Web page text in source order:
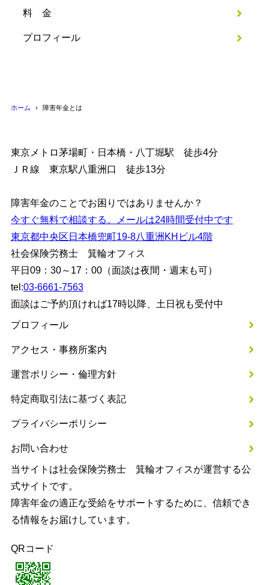
料 金
プロフィール
ホーム 障害年金とは
東京メトロ茅場町・日本橋・八丁堀駅 徒歩4分
ＪＲ線 東京駅八重洲口 徒歩13分
障害年金のことでお困りではありませんか？
今すぐ無料で相談する。メールは24時間受付中です
東京都中央区日本橋兜町19-8八重洲KHビル4階
社会保険労務士 箕輪オフィス
平日09：30～17：00（面談は夜間・週末も可）
tel:03-6661-7563
面談はご予約頂ければ17時以降、土日祝も受付中
プロフィール
アクセス・事務所案内
運営ポリシー・倫理方針
特定商取引法に基づく表記
プライバシーポリシー
お問い合わせ
当サイトは社会保険労務士 箕輪オフィスが運営する公
式サイトです。
障害年金の適正な受給をサポートするために、信頼でき
る情報をお届けしています。
QRコード